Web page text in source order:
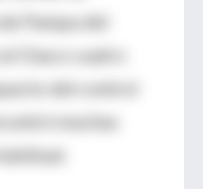
Pampa del
Chaco cuatro
del control
muchas